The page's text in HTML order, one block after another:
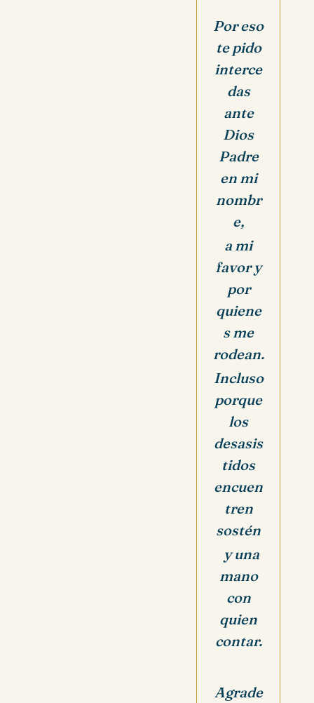
Por eso
te pido
interce
das
ante
Dios
Padre
en mi
nombr
e,
a mi
favor y
por
quiene
s me
rodean.
Incluso
porque
los
desasis
tidos
encuen
tren
sostén
y una
mano
con
quien
contar.
Agrade